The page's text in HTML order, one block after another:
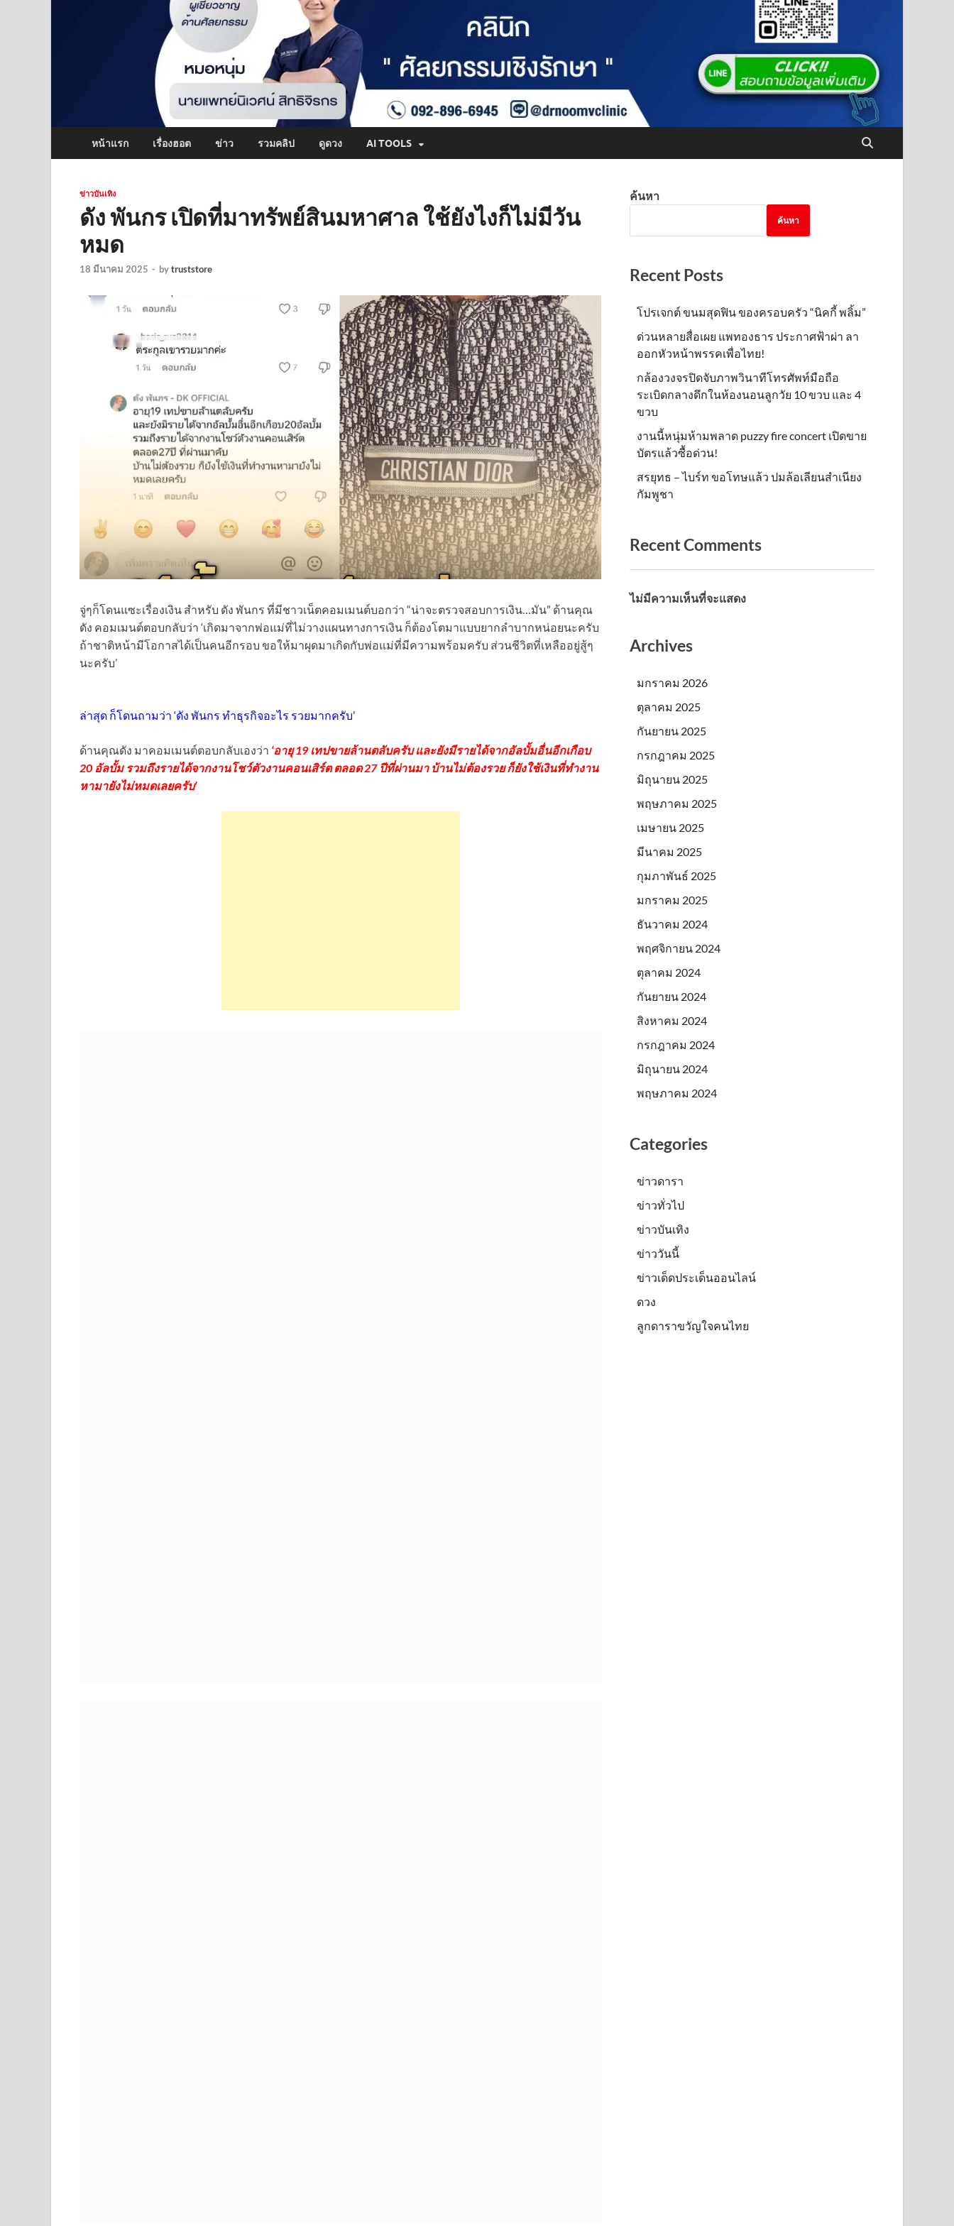
หน้าแรก เรื่องฮอต ข่าว รวมคลิป ดูดวง AI TOOLS
ข่าวบันเทิง
ดัง พันกร เปิดที่มาทรัพย์สินมหาศาล ใช้ยังไงก็ไม่มีวัน
หมด
18 มีนาคม 2025 - bytruststore
จู่ๆก็โดนแซะเรื่องเงิน สำหรับ ดัง พันกร ที่มีชาวเน็ตคอมเมนต์บอกว่า “น่าจะตรวจสอบการเงิน…มัน” ด้านคุณ
ดัง คอมเมนต์ตอบกลับว่า ‘เกิดมาจากพ่อแม่ที่ไม่วางแผนทางการเงิน ก็ต้องโตมาแบบยากลำบากหน่อยนะครับ
ถ้าชาติหน้ามีโอกาสได้เป็นคนอีกรอบ ขอให้มาผุดมาเกิดกับพ่อแม่ที่มีความพร้อมครับ ส่วนชีวิตที่เหลืออยู่สู้ๆ
นะครับ’
ล่าสุด ก็โดนถามว่า ‘ดัง พันกร ทำธุรกิจอะไร รวยมากครับ’
ด้านคุณดัง มาคอมเมนต์ตอบกลับเองว่า ‘อายุ 19 เทปขายล้านตลับครับ และยังมีรายได้จากอัลบั้มอื่นอีกเกือบ
20 อัลบั้ม รวมถึงรายได้จากงานโชว์ตัวงานคอนเสิร์ต ตลอด 27 ปีที่ผ่านมา บ้านไม่ต้องรวย ก็ยังใช้เงินที่ทำงาน
หามายังไม่หมดเลยครับ’
ค้นหา
ค้นหา
Recent Posts
โปรเจกต์ ขนมสุดฟิน ของครอบครัว “นิคกี้ พลิ้ม”
ด่วนหลายสื่อเผย แพทองธาร ประกาศฟ้าผ่า ลา
ออกหัวหน้าพรรคเพื่อไทย!
กล้องวงจรปิดจับภาพวินาทีโทรศัพท์มือถือ
ระเบิดกลางดึกในห้องนอนลูกวัย 10 ขวบ และ 4
ขวบ
งานนี้หนุ่มห้ามพลาด puzzy fire concert เปิดขาย
บัตรแล้วซื้อด่วน!
สรยุทธ – ไบร์ท ขอโทษแล้ว ปมล้อเลียนสำเนียง
กัมพูชา
Recent Comments
ไม่มีความเห็นที่จะแสดง
Archives
มกราคม 2026
ตุลาคม 2025
กันยายน 2025
กรกฎาคม 2025
มิถุนายน 2025
พฤษภาคม 2025
เมษายน 2025
มีนาคม 2025
กุมภาพันธ์ 2025
มกราคม 2025
ธันวาคม 2024
พฤศจิกายน 2024
ตุลาคม 2024
กันยายน 2024
สิงหาคม 2024
กรกฎาคม 2024
มิถุนายน 2024
พฤษภาคม 2024
Categories
ข่าวดารา
ข่าวทั่วไป
ข่าวบันเทิง
ข่าววันนี้
ข่าวเด็ดประเด็นออนไลน์
ดวง
ลูกดาราขวัญใจคนไทย